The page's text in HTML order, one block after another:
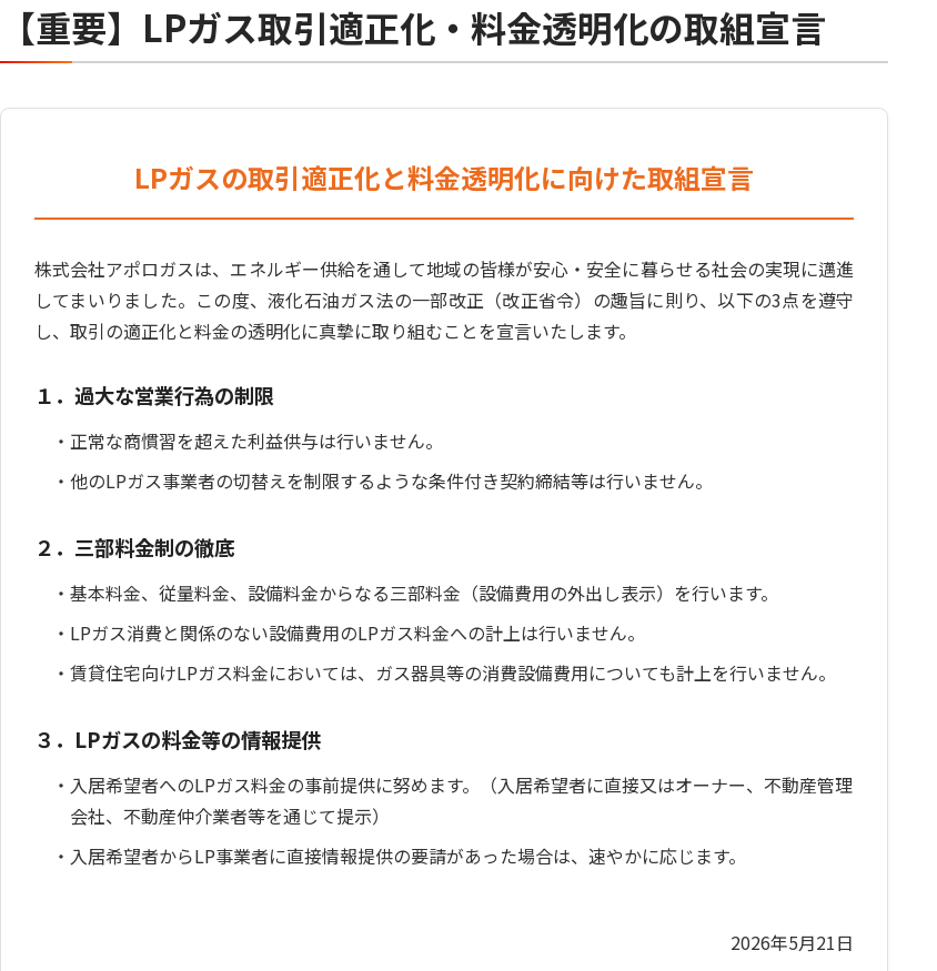
【重要】LPガス取引適正化・料金透明化の取組宣言
LPガスの取引適正化と料金透明化に向けた取組宣言
株式会社アポロガスは、エネルギー供給を通して地域の皆様が安心・安全に暮らせる社会の実現に邁進
してまいりました。この度、液化石油ガス法の一部改正（改正省令）の趣旨に則り、以下の3点を遵守
し、取引の適正化と料金の透明化に真摯に取り組むことを宣言いたします。
１．過大な営業行為の制限
正常な商慣習を超えた利益供与は行いません。
他のLPガス事業者の切替えを制限するような条件付き契約締結等は行いません。
２．三部料金制の徹底
基本料金、従量料金、設備料金からなる三部料金（設備費用の外出し表示）を行います。
LPガス消費と関係のない設備費用のLPガス料金への計上は行いません。
賃貸住宅向けLPガス料金においては、ガス器具等の消費設備費用についても計上を行いません。
３．LPガスの料金等の情報提供
入居希望者へのLPガス料金の事前提供に努めます。（入居希望者に直接又はオーナー、不動産管理
会社、不動産仲介業者等を通じて提示）
入居希望者からLP事業者に直接情報提供の要請があった場合は、速やかに応じます。
2026年5月21日